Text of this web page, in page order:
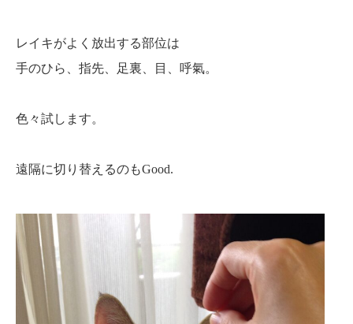
レイキがよく放出する部位は
手のひら、指先、足裏、目、呼氣。
色々試します。
遠隔に切り替えるのもGood.